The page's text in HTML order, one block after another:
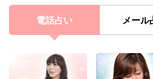
電話占い メール